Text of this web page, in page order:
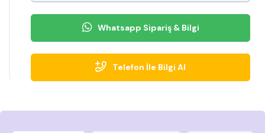
Whatsapp Sipariş & Bilgi
Telefon İle Bilgi Al